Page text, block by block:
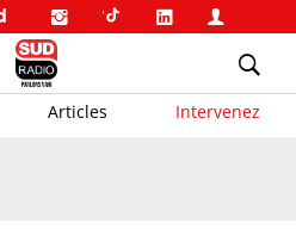
Articles Intervenez